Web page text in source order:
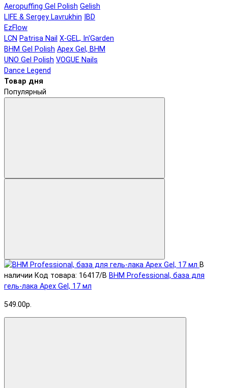
Aeropuffing Gel Polish Gelish
LIFE & Sergey Lavrukhin
IBD
EzFlow
LCN Patrisa Nail X-GEL, In'Garden
BHM Gel Polish Apex Gel, BHM
UNO Gel Polish VOGUE Nails
Dance Legend
Товар дня
Популярный
В
наличии Код товара: 16417/B BHM Professional, база для
гель-лака Apex Gel, 17 мл
549.00р.